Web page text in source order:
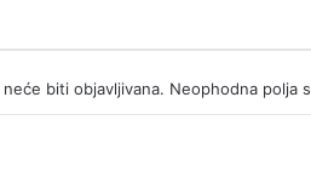
biti objavljivana. Neophodna polja